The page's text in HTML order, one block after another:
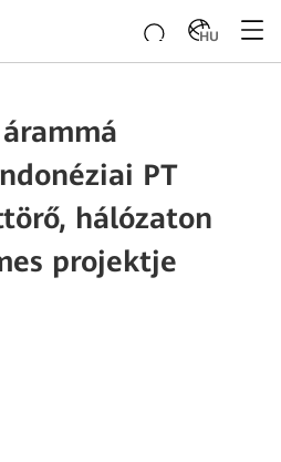
HU
PT
hálózaton
projektje